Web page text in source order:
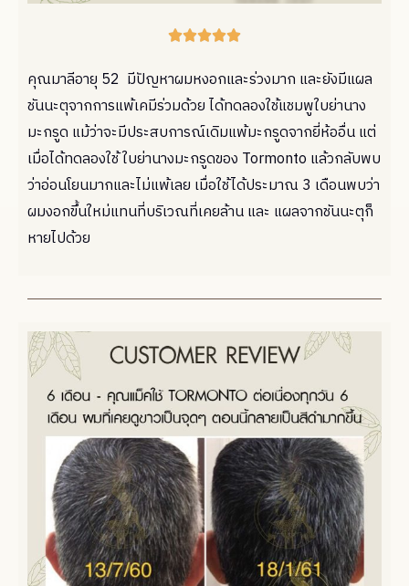

คุณมาลีอายุ 52 มีปัญหาผมหงอกและร่วงมาก และยังมีแผล
ชันนะตุจากการแพ้เคมีร่วมด้วย ได้ทดลองใช้แชมพูใบย่านาง
มะกรูด แม้ว่าจะมีประสบการณ์เดิมแพ้มะกรูดจากยี่ห้ออื่น แต่
เมื่อได้ทดลองใช้ ใบย่านางมะกรูดของ Tormonto แล้วกลับพบ
ว่าอ่อนโยนมากและไม่แพ้เลย เมื่อใช้ได้ประมาณ 3 เดือนพบว่า
ผมงอกขึ้นใหม่แทนที่บริเวณที่เคยล้าน และ แผลจากชันนะตุก็
หายไปด้วย